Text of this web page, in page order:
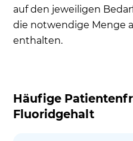
auf den jeweiligen
die notwendige Menge
enthalten.
Häufige
Fluoridgehalt